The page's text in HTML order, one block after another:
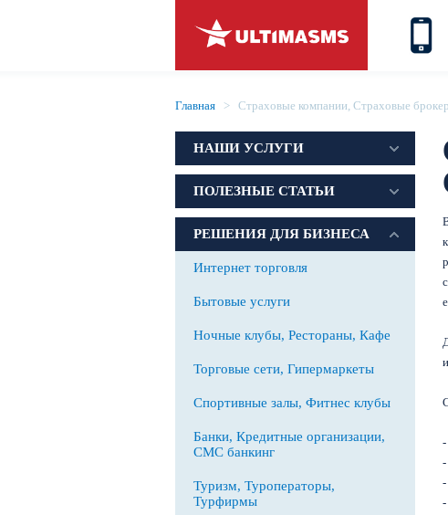
Главная > Страховые компании, Страховые
НАШИ УСЛУГИ
ПОЛЕЗНЫЕ СТАТЬИ
РЕШЕНИЯ ДЛЯ БИЗНЕСА
Интернет торговля
Бытовые услуги
Ночные клубы, Рестораны, Кафе
Торговые сети, Гипермаркеты
Спортивные залы, Фитнес клубы
Банки, Кредитные организации,
СМС банкинг
Туризм, Туроператоры,
Турфирмы
-